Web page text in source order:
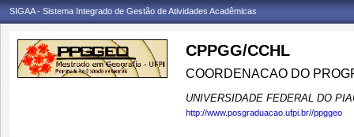
SIGAA - Sistema Integrado de Gestão de Atividades Acadêmicas
CPPGG/CCHL
COORDENACAO DO
UNIVERSIDADE FEDERAL DO
http://www.posgraduacao.ufpi.br//ppggeo